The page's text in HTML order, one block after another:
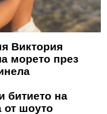
Виктория
морето през
битието на
от шоуто